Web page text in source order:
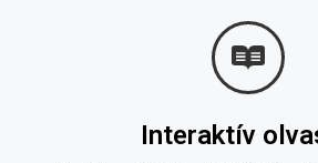
Interaktív